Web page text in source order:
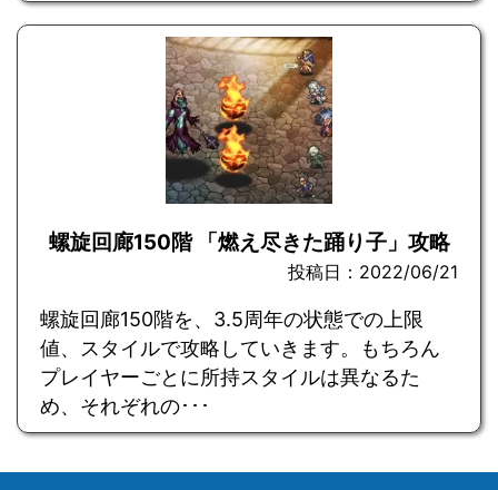
螺旋回廊150階 「燃え尽きた踊り子」攻略
投稿日：2022/06/21
螺旋回廊150階を、3.5周年の状態での上限
値、スタイルで攻略していきます。もちろん
プレイヤーごとに所持スタイルは異なるた
め、それぞれの･･･